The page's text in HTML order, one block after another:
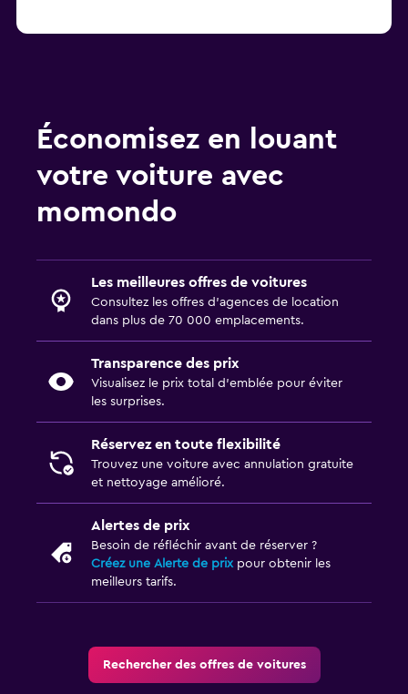
Économisez en louant
votre voiture avec
momondo
Les meilleures offres de voitures
Consultez les offres d’agences de location
dans plus de 70 000 emplacements.
Transparence des prix
Visualisez le prix total d’emblée pour éviter
les surprises.
Réservez en toute flexibilité
Trouvez une voiture avec annulation gratuite
et nettoyage amélioré.
Alertes de prix
Besoin de réfléchir avant de réserver ?
Créez une Alerte de prixpour obtenir les
meilleurs tarifs.
Rechercher des offres de voitures